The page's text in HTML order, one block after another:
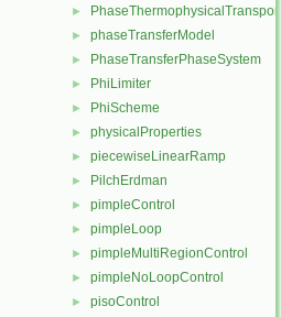
►
► phaseTransferModel
► PhaseTransferPhaseSystem
► PhiLimiter
► PhiScheme
► physicalProperties
► piecewiseLinearRamp
► PilchErdman
► pimpleControl
► pimpleLoop
► pimpleMultiRegionControl
► pimpleNoLoopControl
► pisoControl